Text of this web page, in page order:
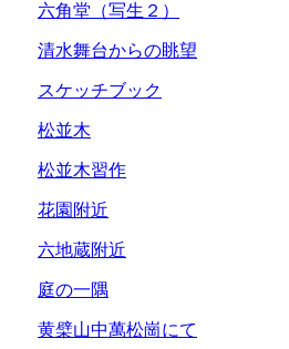
六角堂（写生２）
清水舞台からの眺望
スケッチブック
松並木
松並木習作
花園附近
六地蔵附近
庭の一隅
黄檗山中萬松崗にて